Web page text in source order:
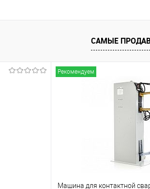
САМЫЕ
Рекомендуем
Машина для контактной